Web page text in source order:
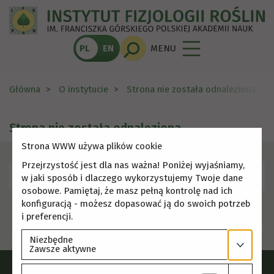
PL EN MENU
Główna O instytucie Strona nie została odnaleziona
Strona nie została odnaleziona
Skorzystaj z menu, aby wybrać inną stronę.
Strona WWW używa plików cookie
Przejrzystość jest dla nas ważna! Poniżej wyjaśniamy,
w jaki sposób i dlaczego wykorzystujemy Twoje dane
osobowe. Pamiętaj, że masz pełną kontrolę nad ich
konfiguracją - możesz dopasować ją do swoich potrzeb
i preferencji.
Niezbędne
Zawsze aktywne